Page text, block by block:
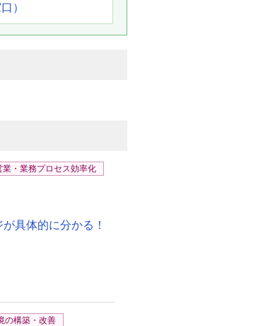
）
業・業務プロセス効率化
具体的に分かる！
の構築・改善